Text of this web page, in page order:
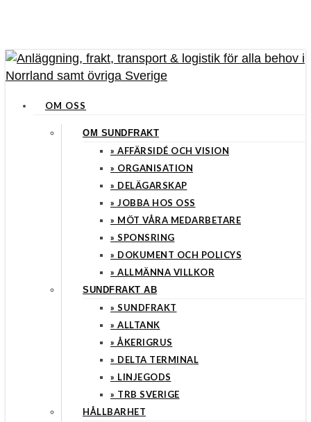
main
content
search
Menu OM OSS
OM SUNDFRAKT
» AFFÄRSIDÉ OCH VISION
» ORGANISATION
» DELÄGARSKAP
» JOBBA HOS OSS
» MÖT VÅRA MEDARBETARE
» SPONSRING
» DOKUMENT OCH POLICYS
» ALLMÄNNA VILLKOR
SUNDFRAKT AB
» SUNDFRAKT
» ALLTANK
» ÅKERIGRUS
» DELTA TERMINAL
» LINJEGODS
» TRB SVERIGE
HÅLLBARHET